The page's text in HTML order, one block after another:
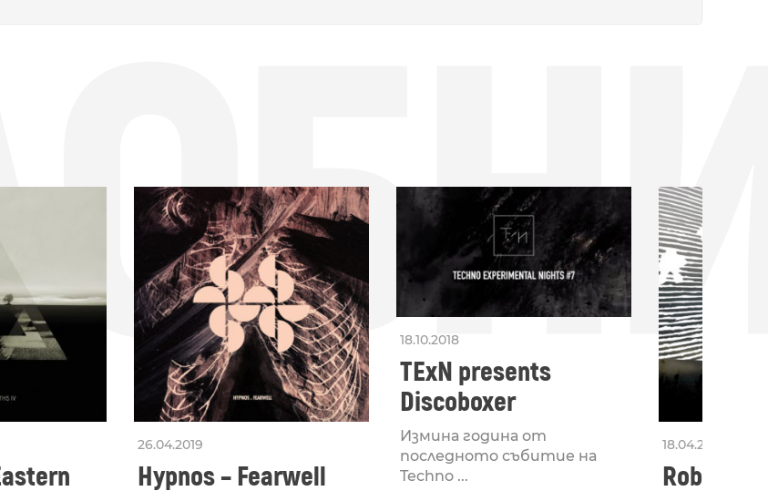
26.04.2019
Hypnos – Fearwell
18.10.2018
TExN presents
Discoboxer
Измина година от
последното събитие на
Techno ...
18.04.2018